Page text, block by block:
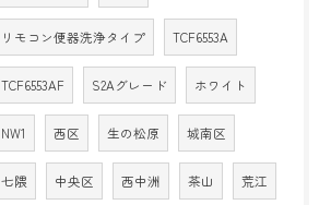
リモコン便器洗浄タイプ TCF6553A
TCF6553AF S2Aグレード ホワイト
NW1 西区 生の松原 城南区
七隈 中央区 西中洲 茶山 荒江